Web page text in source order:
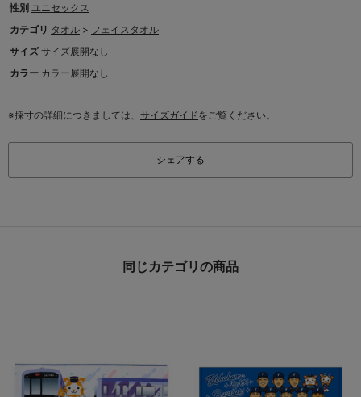
性別 ユニセックス
カテゴリ タオル > フェイスタオル
サイズ サイズ展開なし
カラー カラー展開なし
※採寸の詳細につきましては、 サイズガイドをご覧ください。
シェアする
同じカテゴリの商品